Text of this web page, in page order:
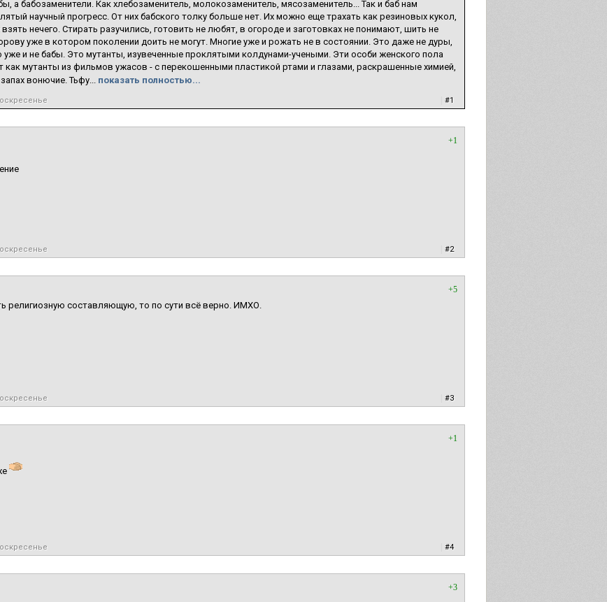
а бабозаменители. Как хлебозаменитель, молокозаменитель, мясозаменитель... Так и баб нам
научный прогресс. От них бабского толку больше нет. Их можно еще трахать как резиновых кукол,
нечего. Стирать разучились, готовить не любят, в огороде и заготовках не понимают, шить не
уже в котором поколении доить не могут. Многие уже и рожать не в состоянии. Это даже не дуры,
уже и не бабы. Это мутанты, изувеченные проклятыми колдунами-учеными. Эти особи женского пола
как мутанты из фильмов ужасов - с перекошенными пластикой ртами и глазами, раскрашенные химией,
вонючие. Тьфу... показать полностью...
#1
+1
#2
+5
религиозную составляющую, то по сути всё верно. ИМХО.
#3
+1
#4
+3